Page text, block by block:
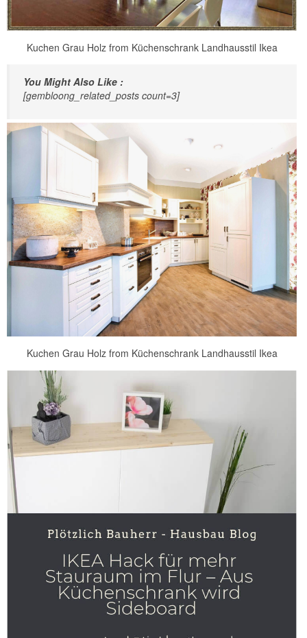
Kuchen Grau Holz from Küchenschrank Landhausstil Ikea
You Might Also Like :
[gembloong_related_posts count=3]
Kuchen Grau Holz from Küchenschrank Landhausstil Ikea